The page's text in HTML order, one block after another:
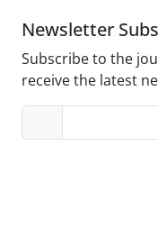
Newsletter
Subscribe to the
receive the latest